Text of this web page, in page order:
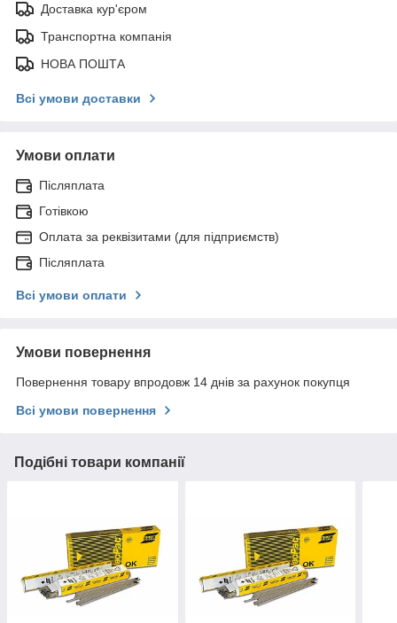
Доставка кур'єром
Транспортна компанія
НОВА ПОШТА
Всі умови доставки
Умови оплати
Післяплата
Готівкою
Оплата за реквізитами (для підприємств)
Післяплата
Всі умови оплати
Умови повернення
Повернення товару впродовж 14 днів за рахунок покупця
Всі умови повернення
Подібні товари компанії